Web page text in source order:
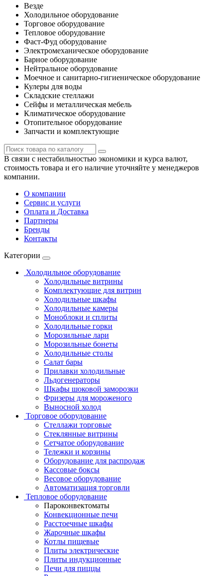
Везде
Холодильное оборудование
Торговое оборудование
Тепловое оборудование
Фаст-Фуд оборудование
Электромеханическое оборудование
Барное оборудование
Нейтральное оборудование
Моечное и санитарно-гигиеническое оборудование
Кулеры для воды
Складские стеллажи
Сейфы и металлическая мебель
Климатическое оборудование
Отопительное оборудование
Запчасти и комплектующие
В связи с нестабильностью экономики и курса валют,
стоимость товара и его наличие уточняйте у менеджеров
компании.
О компании
Сервис и услуги
Оплата и Доставка
Партнеры
Бренды
Контакты
Категории
Холодильное оборудование
Холодильные витрины
Комплектующие для витрин
Холодильные шкафы
Холодильные камеры
Моноблоки и сплиты
Холодильные горки
Морозильные лари
Морозильные бонеты
Холодильные столы
Салат бары
Прилавки холодильные
Льдогенераторы
Шкафы шоковой заморозки
Фризеры для мороженого
Выносной холод
Торговое оборудование
Стеллажи торговые
Стеклянные витрины
Сетчатое оборудование
Тележки и корзины
Оборудование для распродаж
Кассовые боксы
Весовое оборудование
Автоматизация торговли
Тепловое оборудование
Пароконвектоматы
Конвекционные печи
Расстоечные шкафы
Жарочные шкафы
Котлы пищевые
Плиты электрические
Плиты индукционные
Печи для пиццы